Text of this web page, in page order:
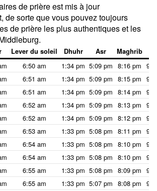
de prière est mis à jour
de sorte que vous pouvez toujours
de prière les plus authentiques et les
Lever du soleil Dhuhr Asr Maghrib
6:50 am 1:34 pm 5:09 pm 8:16 pm
6:51 am 1:34 pm 5:09 pm 8:15 pm
6:51 am 1:34 pm 5:09 pm 8:14 pm
6:52 am 1:34 pm 5:09 pm 8:13 pm
6:52 am 1:34 pm 5:09 pm 8:12 pm
6:53 am 1:33 pm 5:08 pm 8:11 pm
6:54 am 1:33 pm 5:08 pm 8:10 pm
6:54 am 1:33 pm 5:08 pm 8:10 pm
6:55 am 1:33 pm 5:08 pm 8:09 pm
6:55 am 1:33 pm 5:07 pm 8:08 pm